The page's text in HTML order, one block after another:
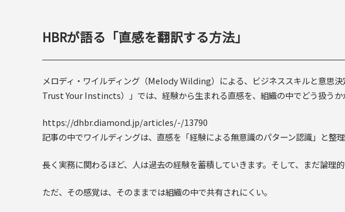
HBRが語る「直感を翻訳する方法」
メロディ・ワイルディング（Melody Wilding）による、ビジネススキルと意
Trust Your Instincts）」では、経験から生まれる直感を、組織の中でどう扱うか
https://dhbr.diamond.jp/articles/-/13790
記事の中でワイルディングは、直感を「経験による無意識のパターン認識」と整理
長く実務に関わるほど、人は過去の経験を蓄積していきます。そして、まだ論理
ただ、その感覚は、そのままでは組織の中で共有されにくい。